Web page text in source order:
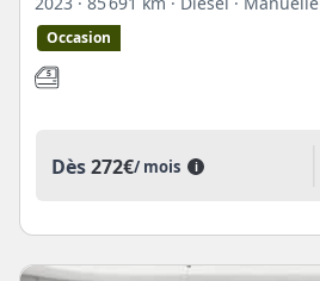
Occasion
Dès272€/ mois i